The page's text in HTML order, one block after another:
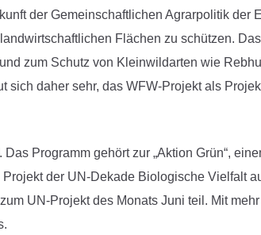
der Gemeinschaftlichen Agrarpolitik der
Flächen zu schützen.
zum Schutz von Kleinwildarten wie
daher sehr, das WFW-Projekt als
Programm gehört zur „Aktion Grün“,
der UN-Dekade Biologische Vielfalt
UN-Projekt des Monats Juni teil. Mit